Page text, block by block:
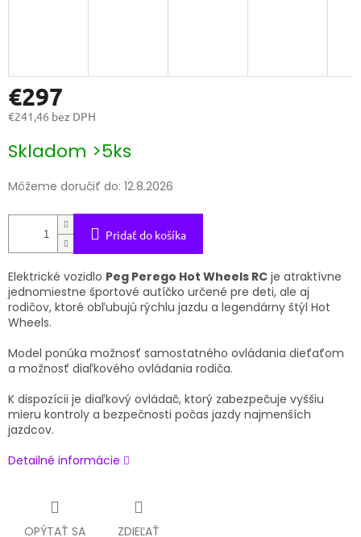
€297
€241,46 bez DPH
cena:
Skladom >5ks
Môžeme doručiť do: 12.8.2026
Pridať do košíka
Elektrické vozidlo Peg Perego Hot Wheels RC je atraktívne
jednomiestne športové autíčko určené pre deti, ale aj
rodičov, ktoré obľubujú rýchlu jazdu a legendárny štýl Hot
Wheels.
Model ponúka možnosť samostatného ovládania dieťaťom
a možnosť diaľkového ovládania rodiča.
K dispozícii je diaľkový ovládač, ktorý zabezpečuje vyššiu
mieru kontroly a bezpečnosti počas jazdy najmenších
jazdcov.
Detailné informácie
OPÝTAŤ SA ZDIEĽAŤ